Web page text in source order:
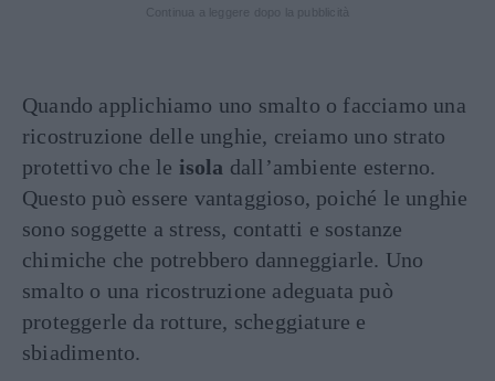
Quando applichiamo uno smalto o facciamo una
ricostruzione delle unghie, creiamo uno strato
protettivo che le isola dall’ambiente esterno.
Questo può essere vantaggioso, poiché le unghie
sono soggette a stress, contatti e sostanze
chimiche che potrebbero danneggiarle. Uno
smalto o una ricostruzione adeguata può
proteggerle da rotture, scheggiature e
sbiadimento.